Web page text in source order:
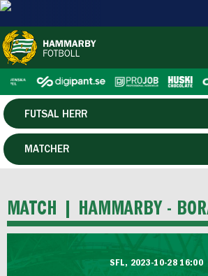
HERR
HTFF
FUTSAL HERR
MATCHER
MATCH | HAMMARBY -
SFL, 2023-10-28 16:00